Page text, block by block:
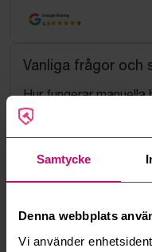
Samtycke
Denna webbplats
Vi använder
Google Rating
4.5
Vanliga frågor och
Hur fungerar manuella
Vad innebär
Vad är ett
Hur fungerar maxbud?